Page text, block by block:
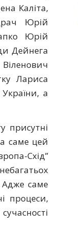
Каліта,
Юрій
Юрій
Дейнега
Лариса
а
присутні
саме цей
Схід”
Адже саме
процеси,